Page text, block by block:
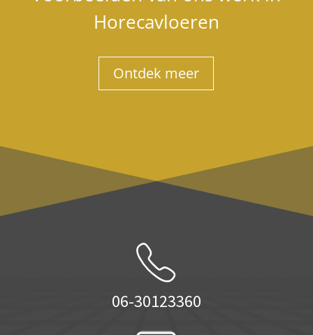
Horecavloeren
Ontdek meer
06-30123360